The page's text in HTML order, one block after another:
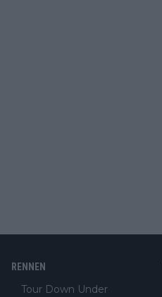
RENNEN
Tour Down Under